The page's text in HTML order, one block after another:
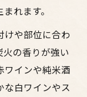
れます。
けや部位に合わ
の香りが強い
ワインや純米酒
な白ワインやス